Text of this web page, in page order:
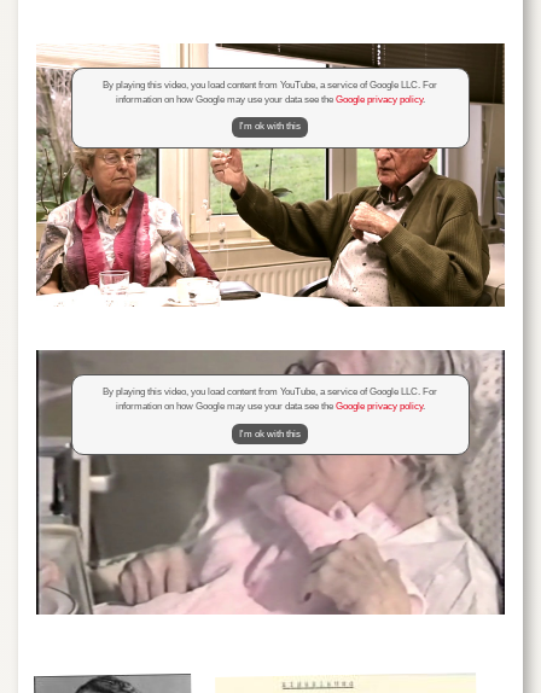
By playing this video, you load content from YouTube, a service of Google LLC. For
information on how Google may use your data see the Google privacy policy.
I'm ok with this
By playing this video, you load content from YouTube, a service of Google LLC. For
information on how Google may use your data see the Google privacy policy.
I'm ok with this